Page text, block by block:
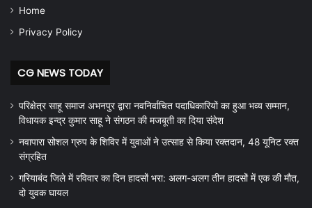
Home
Privacy Policy
CG NEWS TODAY
परिक्षेत्र साहू समाज अभनपुर द्वारा नवनिर्वाचित पदाधिकारियों का हुआ भव्य सम्मान,
विधायक इन्द्र कुमार साहू ने संगठन की मजबूती का दिया संदेश
नवापारा सोशल ग्रुप के शिविर में युवाओं ने उत्साह से किया रक्तदान, 48 यूनिट रक्त
संग्रहित
गरियाबंद जिले में रविवार का दिन हादसों भरा: अलग-अलग तीन हादसों में एक की मौत,
दो युवक घायल